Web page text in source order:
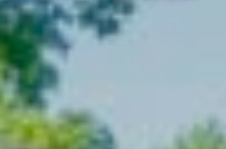
SNOW SEASON
贅沢なお食事体験 5選
岩岳スウィング
ショッピング
クロスカントリースキー
温泉
もっと見る
HHGについて
HHGについて
最新情報日本語
BOOK NOW